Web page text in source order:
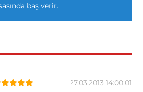
baş verir.
27.03.2013 14:00:01